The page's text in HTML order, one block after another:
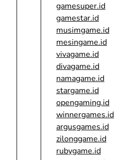
gamesuper.id
gamestar.id
musimgame.id
mesingame.id
vivagame.id
divagame.id
namagame.id
stargame.id
opengaming.id
winnergames.id
argusgames.id
zilonggame.id
rubygame.id